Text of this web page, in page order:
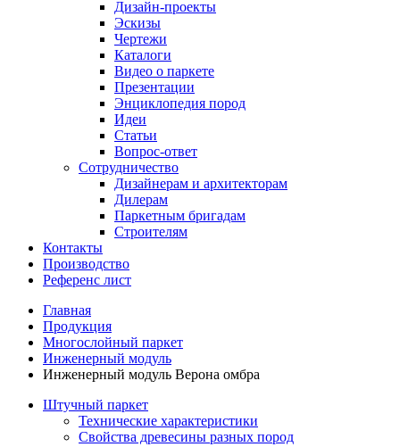
Дизайн-проекты
Эскизы
Чертежи
Каталоги
Видео о паркете
Презентации
Энциклопедия пород
Идеи
Статьи
Вопрос-ответ
Сотрудничество
Дизайнерам и архитекторам
Дилерам
Паркетным бригадам
Строителям
Контакты
Производство
Референс лист
Главная
Продукция
Многослойный паркет
Инженерный модуль
Инженерный модуль Верона омбра
Штучный паркет
Технические характеристики
Свойства древесины разных пород